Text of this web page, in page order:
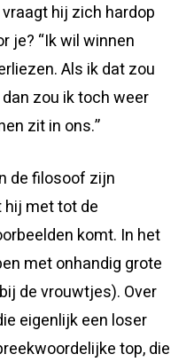
hij zich hardop
je? “Ik wil winnen
Als ik dat zou
zou ik toch weer
zit in ons.”
de filosoof zijn
hij met tot de
komt. In het
met onhandig grote
de vrouwtjes). Over
eigenlijk een loser
top, die